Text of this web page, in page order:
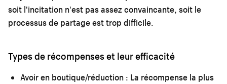
soit l'incitation n'est pas assez convaincante, soit le
processus de partage est trop difficile.
Types de récompenses et leur efficacité
Avoir en boutique/réduction : La récompense la plus